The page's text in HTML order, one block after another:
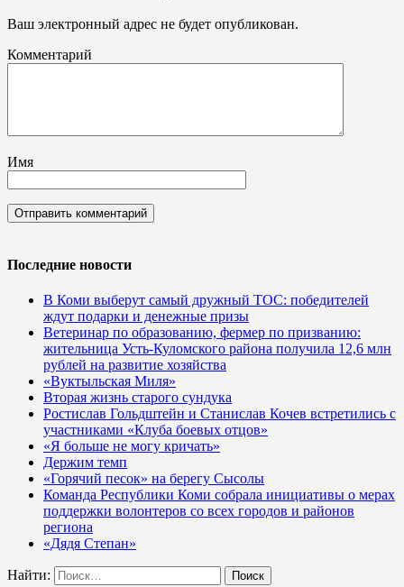
Ваш электронный адрес не будет опубликован.
Комментарий
Имя
Последние новости
В Коми выберут самый дружный ТОС: победителей
ждут подарки и денежные призы
Ветеринар по образованию, фермер по призванию:
жительница Усть-Куломского района получила 12,6 млн
рублей на развитие хозяйства
«Вуктыльская Миля»
Вторая жизнь старого сундука
Ростислав Гольдштейн и Станислав Кочев встретились с
участниками «Клуба боевых отцов»
«Я больше не могу кричать»
Держим темп
«Горячий песок» на берегу Сысолы
Команда Республики Коми собрала инициативы о мерах
поддержки волонтеров со всех городов и районов
региона
«Дядя Степан»
Найти: